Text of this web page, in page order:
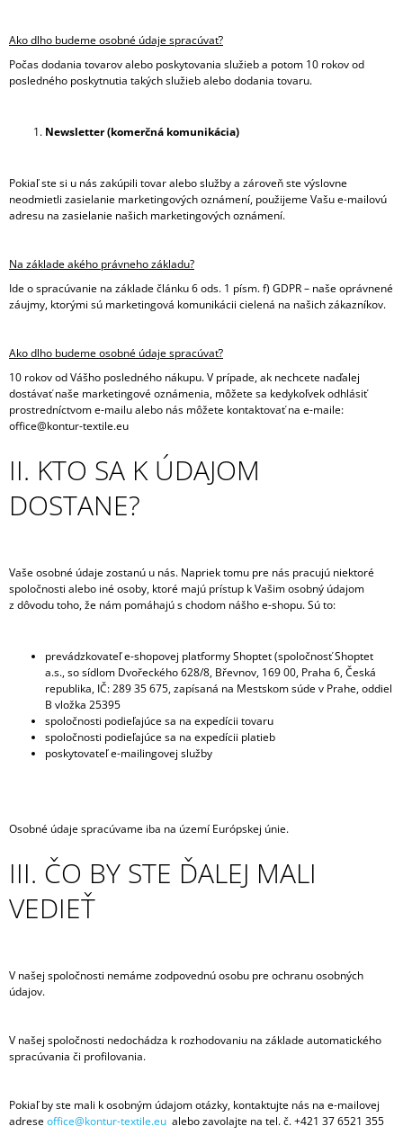
Ako dlho budeme osobné údaje spracúvať?
Počas dodania tovarov alebo poskytovania služieb a potom 10 rokov od
posledného poskytnutia takých služieb alebo dodania tovaru.
Newsletter (komerčná komunikácia)
Pokiaľ ste si u nás zakúpili tovar alebo služby a zároveň ste výslovne
neodmietli zasielanie marketingových oznámení, použijeme Vašu e-mailovú
adresu na zasielanie našich marketingových oznámení.
Na základe akého právneho základu?
Ide o spracúvanie na základe článku 6 ods. 1 písm. f) GDPR – naše oprávnené
záujmy, ktorými sú marketingová komunikácii cielená na našich zákazníkov.
Ako dlho budeme osobné údaje spracúvať?
10 rokov od Vášho posledného nákupu. V prípade, ak nechcete naďalej
dostávať naše marketingové oznámenia, môžete sa kedykoľvek odhlásiť
prostredníctvom e-mailu alebo nás môžete kontaktovať na e-maile:
office@kontur-textile.eu
II. KTO SA K ÚDAJOM
DOSTANE?
Vaše osobné údaje zostanú u nás. Napriek tomu pre nás pracujú niektoré
spoločnosti alebo iné osoby, ktoré majú prístup k Vašim osobný údajom
z dôvodu toho, že nám pomáhajú s chodom nášho e-shopu. Sú to:
prevádzkovateľ e-shopovej platformy Shoptet (spoločnosť Shoptet
a.s., so sídlom Dvořeckého 628/8, Břevnov, 169 00, Praha 6, Česká
republika, IČ: 289 35 675, zapísaná na Mestskom súde v Prahe, oddiel
B vložka 25395
spoločnosti podieľajúce sa na expedícii tovaru
spoločnosti podieľajúce sa na expedícii platieb
poskytovateľ e-mailingovej služby
Osobné údaje spracúvame iba na území Európskej únie.
III. ČO BY STE ĎALEJ MALI
VEDIEŤ
V našej spoločnosti nemáme zodpovednú osobu pre ochranu osobných
údajov.
V našej spoločnosti nedochádza k rozhodovaniu na základe automatického
spracúvania či profilovania.
Pokiaľ by ste mali k osobným údajom otázky, kontaktujte nás na e-mailovej
adreseoffice@kontur-textile.eu alebo zavolajte na tel. č. +421 37 6521 355